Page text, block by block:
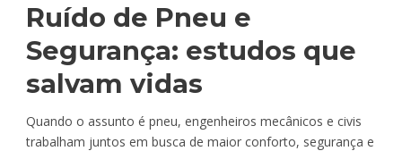
Ruído de Pneu e
Segurança: estudos que
salvam vidas
Quando o assunto é pneu, engenheiros mecânicos e civis
trabalham juntos em busca de maior conforto, segurança e